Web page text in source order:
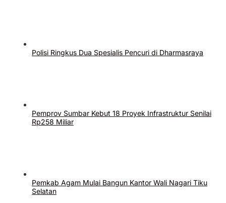
Polisi Ringkus Dua Spesialis Pencuri di Dharmasraya
Pemprov Sumbar Kebut 18 Proyek Infrastruktur Senilai
Rp258 Miliar
Pemkab Agam Mulai Bangun Kantor Wali Nagari Tiku
Selatan